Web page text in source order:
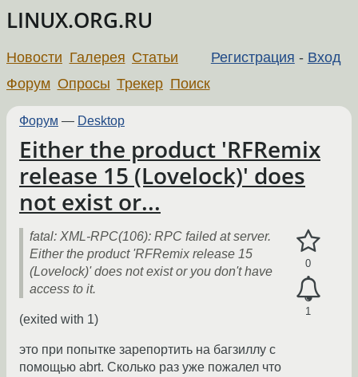
LINUX.ORG.RU
Регистрация - Вход
Новости Галерея Статьи
Форум Опросы Трекер Поиск
Форум — Desktop
Either the product 'RFRemix
release 15 (Lovelock)' does
not exist or...
0
1
fatal: XML-RPC(106): RPC failed at server.
Either the product 'RFRemix release 15
(Lovelock)' does not exist or you don't have
access to it.
(exited with 1)
это при попытке зарепортить на багзиллу с
помощью abrt. Сколько раз уже пожалел что